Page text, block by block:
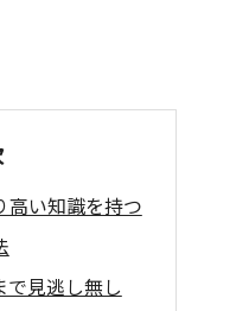
高い知識を持つ
で見逃し無し